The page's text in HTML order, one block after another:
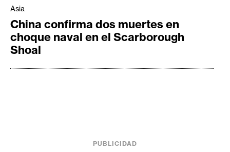
Asia
China confirma dos muertes en
choque naval en el Scarborough
Shoal
PUBLICIDAD